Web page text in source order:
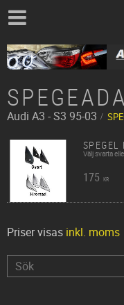
Audi A3 - S3 95-03
Välj svarta
175 KR
Priser visas inkl. moms